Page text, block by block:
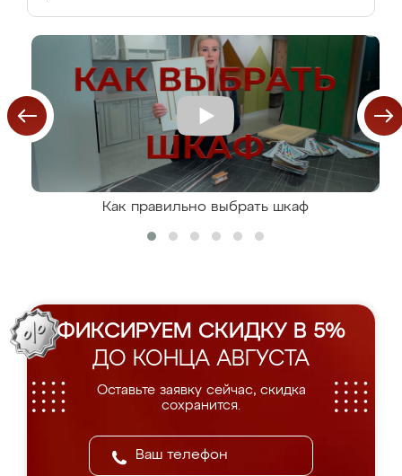
Как правильно выбрать шкаф
ФИКСИРУЕМ СКИДКУ В 5%
ДО КОНЦА АВГУСТА
Оставьте заявку сейчас, скидка
сохранится.